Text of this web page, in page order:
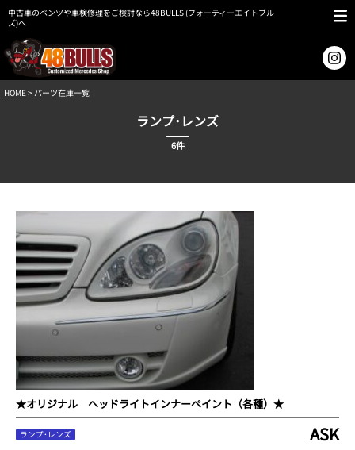
中古車のベンツや車検修理をご検討なら48BULLS (フォーティーエイトブル
ズ)へ
HOME> パーツ在庫一覧
ランプ･レンズ
6件
★オリジナル ヘッドライトインナーペイント（各種）★
ランプ･レンズ ASK